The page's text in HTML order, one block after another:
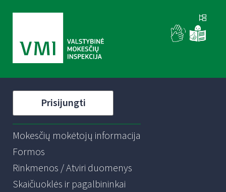
Prisijungti
Mokesčių mokėtojų informacija
Formos
Rinkmenos / Atviri duomenys
Skaičiuoklės ir pagalbininkai